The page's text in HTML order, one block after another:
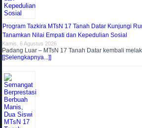
Program Tazkira MTsN 17 Tanah Datar Kunjungi
Tanamkan Nilai Empati dan Kepedulian Sosial
Kamis, 6 Agustus 2026
Padang Luar – MTsN 17 Tanah Datar kembali
[[Selengkapnya...]]